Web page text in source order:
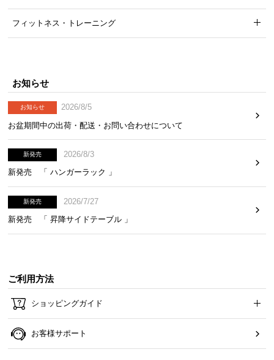
1.8mの電源コードで設置しやすく
離れた場所でも設置しやすくなっています。
※ホワイト・アッシュホワイトのみ白色の電源コードです
温もり豊かな木目調デザイン
フィットネス・トレーニング
お知らせ
お知らせ
2026/8/5
お盆期間中の出荷・配送・お問い合わせについて
新発売
2026/8/3
新発売 「 ハンガーラック 」
新発売
2026/7/27
新発売 「 昇降サイドテーブル 」
ご利用方法
ショッピングガイド
お客様サポート